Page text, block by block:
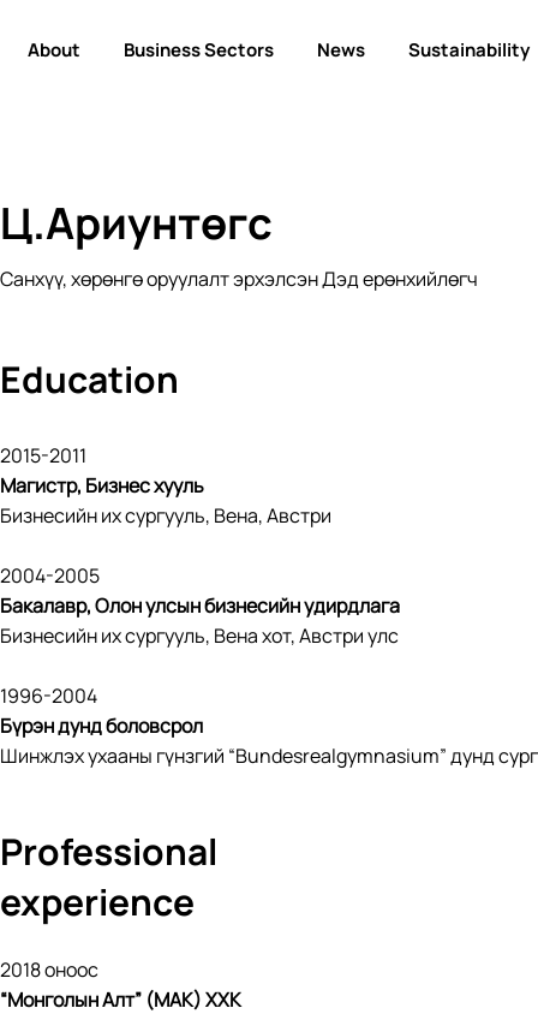
About Business Sectors News Sustainability
Ц.Ариунтөгс
Санхүү, хөрөнгө оруулалт эрхэлсэн Дэд ерөнхийлөгч
Education
2015-2011
Магистр, Бизнес хууль
Бизнесийн их сургууль, Вена, Австри
2004-2005
Бакалавр, Олон улсын бизнесийн удирдлага
Бизнесийн их сургууль, Вена хот, Австри улс
1996-2004
Бүрэн дунд боловсрол
Шинжлэх ухааны гүнзгий “Bundesrealgymnasium” дунд
Professional
experience
2018 оноос
“Монголын Алт” (МАК) ХХК